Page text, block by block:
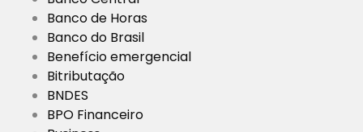
Banco de Horas
Banco do Brasil
Benefício emergencial
Bitributação
BNDES
BPO Financeiro